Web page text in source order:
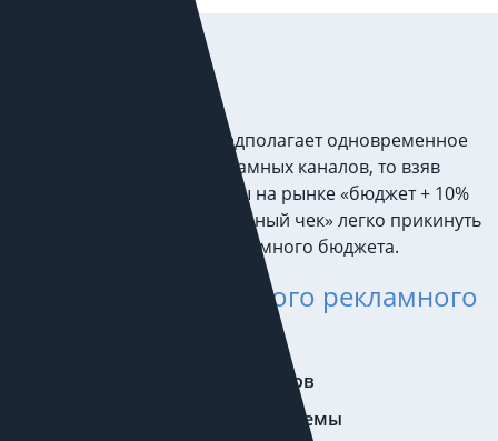
Так как такой подход предполагает одновременное
ведение нескольких рекламных каналов, то взяв
стандартную схему работы на рынке «бюджет + 10%
за его ведение + минимальный чек» легко прикинуть
нижний предел всего рекламного бюджета.
≈ 250 тыс. совокупного рекламного
≈ 50 тыс. за работу специалистов
≈ 200-300 тыс. в рекламные системы